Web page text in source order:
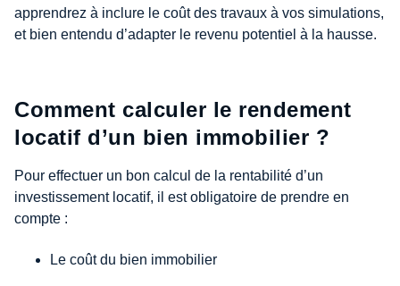
apprendrez à inclure le coût des travaux à vos simulations,
et bien entendu d’adapter le revenu potentiel à la hausse.
Comment calculer le rendement
locatif d’un bien immobilier ?
Pour effectuer un bon calcul de la rentabilité d’un
investissement locatif, il est obligatoire de prendre en
compte :
Le coût du bien immobilier